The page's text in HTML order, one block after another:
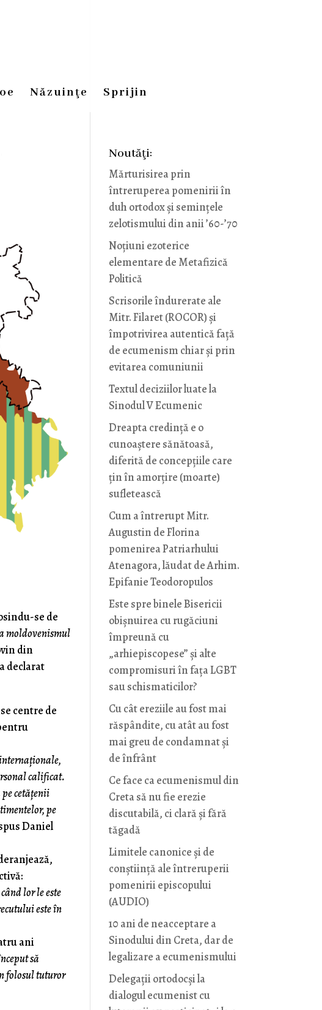
Năzuinţe Sprijin
se de
moldovenismul
din
declarat
centre de
calificat.
cetățenii
pe
Daniel
lor le este
este în
ani
să
folosul tuturor
Noutăţi:
Mărturisirea prin
întreruperea pomenirii în
duh ortodox și semințele
zelotismului din anii ’60-’70
Noţiuni ezoterice
elementare de Metafizică
Politică
Scrisorile îndurerate ale
Mitr. Filaret (ROCOR) și
împotrivirea autentică față
de ecumenism chiar și prin
evitarea comuniunii
Textul deciziilor luate la
Sinodul V Ecumenic
Dreapta credință e o
cunoaștere sănătoasă,
diferită de concepțiile care
țin în amorțire (moarte)
sufletească
Cum a întrerupt Mitr.
Augustin de Florina
pomenirea Patriarhului
Atenagora, lăudat de Arhim.
Epifanie Teodoropulos
Este spre binele Bisericii
obișnuirea cu rugăciuni
împreună cu
„arhiepiscopese” și alte
compromisuri în fața LGBT
sau schismaticilor?
Cu cât ereziile au fost mai
răspândite, cu atât au fost
mai greu de condamnat și
de înfrânt
Ce face ca ecumenismul din
Creta să nu fie erezie
discutabilă, ci clară și fără
tăgadă
Limitele canonice și de
conștiință ale întreruperii
pomenirii episcopului
(AUDIO)
10 ani de neacceptare a
Sinodului din Creta, dar de
legalizare a ecumenismului
Delegații ortodocși la
dialogul ecumenist cu